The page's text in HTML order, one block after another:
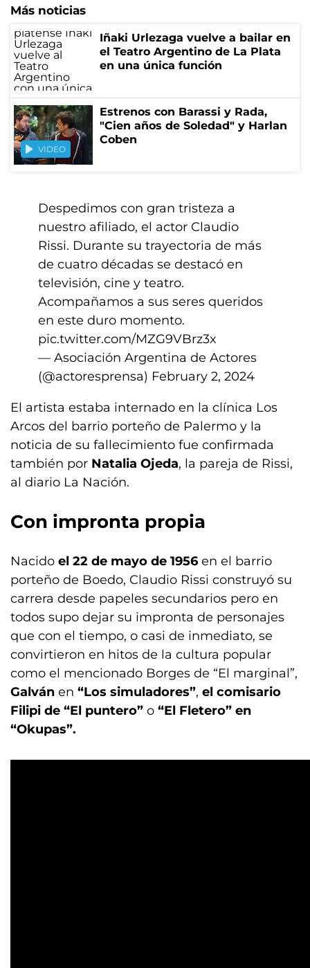
Más noticias
Iñaki Urlezaga vuelve a bailar en
el Teatro Argentino de La Plata
en una única función
VIDEO
Estrenos con Barassi y Rada,
"Cien años de Soledad" y Harlan
Coben
Despedimos con gran tristeza a
nuestro afiliado, el actor Claudio
Rissi. Durante su trayectoria de más
de cuatro décadas se destacó en
televisión, cine y teatro.
Acompañamos a sus seres queridos
en este duro momento.
pic.twitter.com/MZG9VBrz3x
— Asociación Argentina de Actores
(@actoresprensa) February 2, 2024
El artista estaba internado en la clínica Los
Arcos del barrio porteño de Palermo y la
noticia de su fallecimiento fue confirmada
también por Natalia Ojeda, la pareja de Rissi,
al diario La Nación.
Con impronta propia
Nacido el 22 de mayo de 1956 en el barrio
porteño de Boedo, Claudio Rissi construyó su
carrera desde papeles secundarios pero en
todos supo dejar su impronta de personajes
que con el tiempo, o casi de inmediato, se
convirtieron en hitos de la cultura popular
como el mencionado Borges de “El marginal”,
Galván en “Los simuladores”, el comisario
Filipi de “El puntero” o “El Fletero” en
“Okupas”.